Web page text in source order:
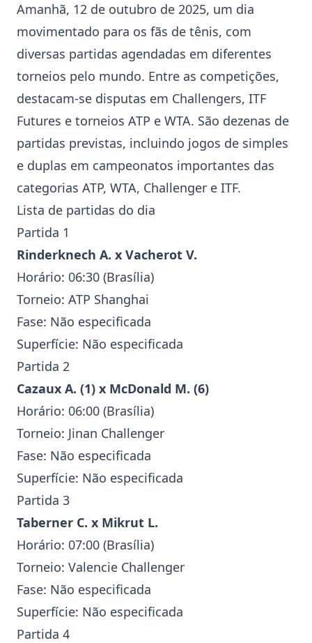
Amanhã, 12 de outubro de 2025, um dia
movimentado para os fãs de tênis, com
diversas partidas agendadas em diferentes
torneios pelo mundo. Entre as competições,
destacam-se disputas em Challengers, ITF
Futures e torneios ATP e WTA. São dezenas de
partidas previstas, incluindo jogos de simples
e duplas em campeonatos importantes das
categorias ATP, WTA, Challenger e ITF.
Lista de partidas do dia
Partida 1
Rinderknech A. x Vacherot V.
Horário: 06:30 (Brasília)
Torneio: ATP Shanghai
Fase: Não especificada
Superfície: Não especificada
Partida 2
Cazaux A. (1) x McDonald M. (6)
Horário: 06:00 (Brasília)
Torneio: Jinan Challenger
Fase: Não especificada
Superfície: Não especificada
Partida 3
Taberner C. x Mikrut L.
Horário: 07:00 (Brasília)
Torneio: Valencie Challenger
Fase: Não especificada
Superfície: Não especificada
Partida 4